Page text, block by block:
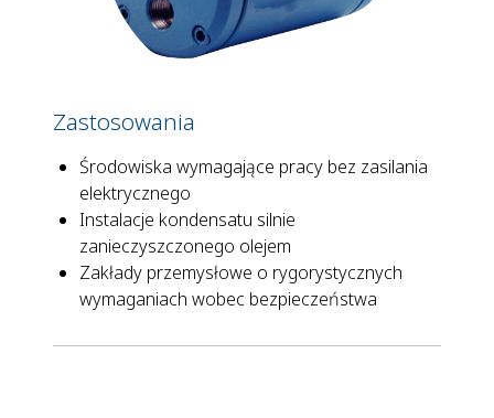
Zastosowania
Środowiska wymagające pracy bez zasilania
elektrycznego
Instalacje kondensatu silnie
zanieczyszczonego olejem
Zakłady przemysłowe o rygorystycznych
wymaganiach wobec bezpieczeństwa